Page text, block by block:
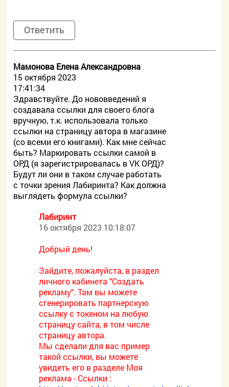
Ответить
Мамонова Елена Александровна
15 октября 2023
17:41:34
Здравствуйте. До нововведений я
создавала ссылки для своего блога
вручную, т.к. использовала только
ссылки на страницу автора в магазине
(со всеми его книгами). Как мне сейчас
быть? Маркировать ссылки самой в
ОРД (я зарегистрировалась в VK ОРД)?
Будут ли они в таком случае работать
с точки зрения Лабиринта? Как должна
выглядеть формула ссылки?
Лабиринт
16 октября 2023 10:18:07
Добрый день!
Зайдите, пожалуйста, в раздел
личного кабинета "Создать
рекламу". Там вы можете
сгенерировать партнерскую
ссылку с токеном на любую
страницу сайта, в том числе
страницу автора.
Мы сделали для вас пример
такой ссылки, вы можете
увидеть его в разделе Моя
реклама - Ссылки :